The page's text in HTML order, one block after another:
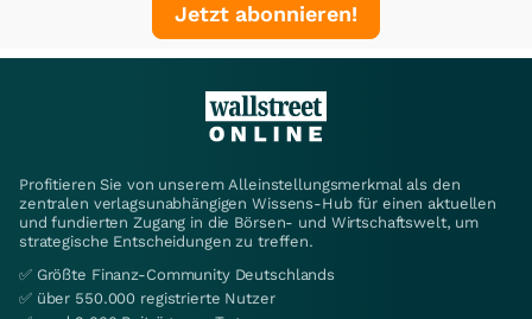
Jetzt abonnieren!
Profitieren Sie von unserem Alleinstellungsmerkmal als den
zentralen verlagsunabhängigen Wissens-Hub für einen aktuellen
und fundierten Zugang in die Börsen- und Wirtschaftswelt, um
strategische Entscheidungen zu treffen.
✅ Größte Finanz-Community Deutschlands
✅ über 550.000 registrierte Nutzer